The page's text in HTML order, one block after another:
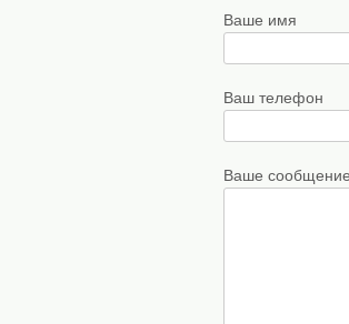
Ваше имя
Ваш телефон
Ваше сообщение